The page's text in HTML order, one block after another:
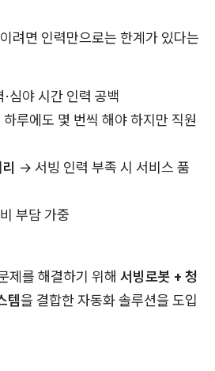
려면 인력만으로는 한계가 있다는
심야 시간 인력 공백
루에도 몇 번씩 해야 하지만 직원
→ 서빙 인력 부족 시 서비스 품
부담 가중
제를 해결하기 위해 서빙로봇 + 청
템을 결합한 자동화 솔루션을 도입